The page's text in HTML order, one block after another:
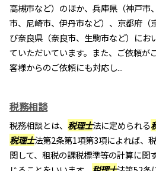
高槻市など）のほか、兵庫県（神戸市
市、尼崎市、伊丹市など）、京都府（
び奈良県（奈良市、生駒市など）にお
ていただいています。また、ご依頼が
客様からのご依頼にも対応し...
税務相談
税務相談とは、 税理士法に定められる
税理士法第2条第1項第3項によれば、
関して、租税の課税標準等の計算に関